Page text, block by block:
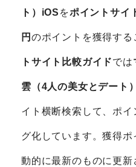
ト）iOS をポイントサイ
円 のポイントを獲得す
トサイト比較ガイドでは
雲（4人の美女とデート
イト横断検索して、ポ
グ化しています。獲得
動的に最新のものに更新